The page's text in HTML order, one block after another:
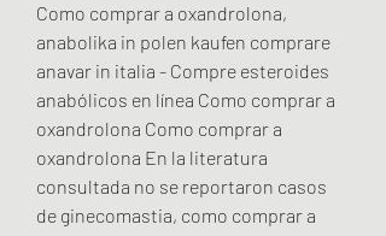
Como comprar a oxandrolona,
anabolika in polen kaufen comprare
anavar in italia - Compre esteroides
anabólicos en línea Como comprar a
oxandrolona Como comprar a
oxandrolona En la literatura
consultada no se reportaron casos
de ginecomastia, como comprar a